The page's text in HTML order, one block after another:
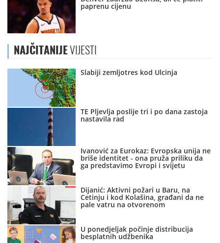
paprenu cijenu
NAJČITANIJEVIJESTI
Slabiji zemljotres kod Ulcinja
TE Pljevlja poslije tri i po dana zastoja
nastavila rad
Ivanović za Eurokaz: Evropska unija ne
briše identitet - ona pruža priliku da
ga predstavimo Evropi i svijetu
Dijanić: Aktivni požari u Baru, na
Cetinju i kod Kolašina, građani da ne
pale vatru na otvorenom
U ponedjeljak počinje distribucija
besplatnih udžbenika